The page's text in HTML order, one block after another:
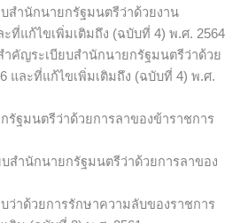
สำนักนายกรัฐมนตรีว่าด้วยงาน
ที่แก้ไขเพิ่มเติมถึง (ฉบับที่ 4) พ.ศ. 2564
คัญระเบียบสำนักนายกรัฐมนตรีว่าด้วย
และที่แก้ไขเพิ่มเติมถึง (ฉบับที่ 4) พ.ศ.
รัฐมนตรีว่าด้วยการลาของข้าราชการ
สำนักนายกรัฐมนตรีว่าด้วยการลาของ
ว่าด้วยการรักษาความลับของราชการ